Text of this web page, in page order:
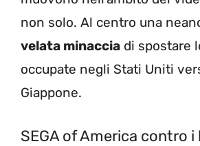
non solo. Al centro una
velata minaccia di spostare
occupate negli Stati Uniti
Giappone.
SEGA of America contro